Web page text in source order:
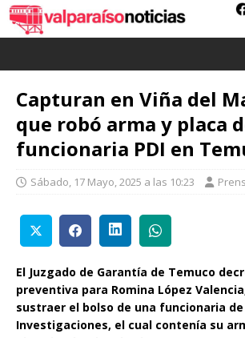
Capturan en Viña del
que robó arma y placa
funcionaria PDI en
Sábado, 17 Mayo, 2025 a las 10:23
El Juzgado de Garantía de Temuco
preventiva para Romina López
sustraer el bolso de una funcionaria
Investigaciones, el cual contenía su